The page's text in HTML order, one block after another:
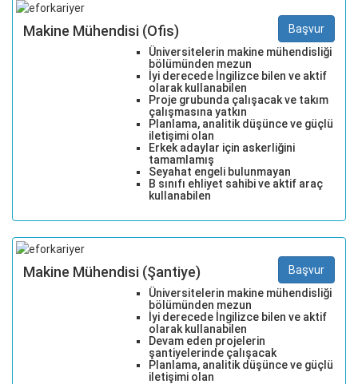
Başvur
Makine Mühendisi (Ofis)
Üniversitelerin makine mühendisliği
bölümünden mezun
İyi derecede İngilizce bilen ve aktif
olarak kullanabilen
Proje grubunda çalışacak ve takım
çalışmasına yatkın
Planlama, analitik düşünce ve güçlü
iletişimi olan
Erkek adaylar için askerliğini
tamamlamış
Seyahat engeli bulunmayan
B sınıfı ehliyet sahibi ve aktif araç
kullanabilen
Başvur
Makine Mühendisi (Şantiye)
Üniversitelerin makine mühendisliği
bölümünden mezun
İyi derecede İngilizce bilen ve aktif
olarak kullanabilen
Devam eden projelerin
şantiyelerinde çalışacak
Planlama, analitik düşünce ve güçlü
iletişimi olan